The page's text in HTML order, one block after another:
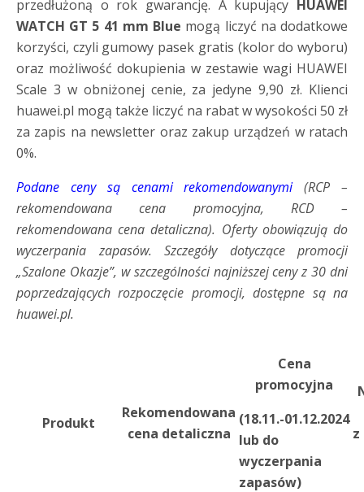
przedłużoną o rok gwarancję. A kupujący HUAWEI
WATCH GT 5 41 mm Blue mogą liczyć na dodatkowe
korzyści, czyli gumowy pasek gratis (kolor do wyboru)
oraz możliwość dokupienia w zestawie wagi HUAWEI
Scale 3 w obniżonej cenie, za jedyne 9,90 zł. Klienci
huawei.pl mogą także liczyć na rabat w wysokości 50 zł
za zapis na newsletter oraz zakup urządzeń w ratach
0%.
Podane ceny są cenami rekomendowanymi(RCP –
rekomendowana cena promocyjna, RCD –
rekomendowana cena detaliczna). Oferty obowiązują do
wyczerpania zapasów. Szczegóły dotyczące promocji
„Szalone Okazje”, w szczególności najniższej ceny z 30 dni
poprzedzających rozpoczęcie promocji, dostępne są na
huawei.pl.
Produkt
Rekomendowana
cena detaliczna
Cena
promocyjna
(18.11.-01.12.2024
lub do
wyczerpania
zapasów)
z